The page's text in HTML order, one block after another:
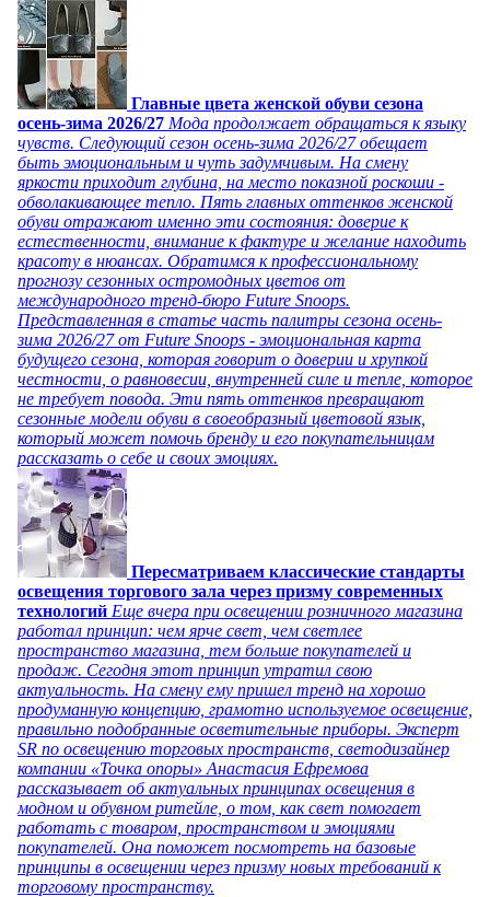
Главные цвета женской обуви сезона
осень-зима 2026/27 Мода продолжает обращаться к языку
чувств. Следующий сезон осень-зима 2026/27 обещает
быть эмоциональным и чуть задумчивым. На смену
яркости приходит глубина, на место показной роскоши -
обволакивающее тепло. Пять главных оттенков женской
обуви отражают именно эти состояния: доверие к
естественности, внимание к фактуре и желание находить
красоту в нюансах. Обратимся к профессиональному
прогнозу сезонных остромодных цветов от
международного тренд-бюро Future Snoops.
Представленная в статье часть палитры сезона осень-
зима 2026/27 от Future Snoops - эмоциональная карта
будущего сезона, которая говорит о доверии и хрупкой
честности, о равновесии, внутренней силе и тепле, которое
не требует повода. Эти пять оттенков превращают
сезонные модели обуви в своеобразный цветовой язык,
который может помочь бренду и его покупательницам
рассказать о себе и своих эмоциях.
Пересматриваем классические стандарты
освещения торгового зала через призму современных
технологий Еще вчера при освещении розничного магазина
работал принцип: чем ярче свет, чем светлее
пространство магазина, тем больше покупателей и
продаж. Сегодня этот принцип утратил свою
актуальность. На смену ему пришел тренд на хорошо
продуманную концепцию, грамотно используемое освещение,
правильно подобранные осветительные приборы. Эксперт
SR по освещению торговых пространств, светодизайнер
компании «Точка опоры» Анастасия Ефремова
рассказывает об актуальных принципах освещения в
модном и обувном ритейле, о том, как свет помогает
работать с товаром, пространством и эмоциями
покупателей. Она поможет посмотреть на базовые
принципы в освещении через призму новых требований к
торговому пространству.